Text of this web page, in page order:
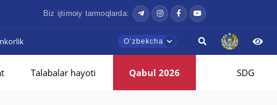
Biz ijtimoiy tarmoqlarda:
Oʼzbekcha
Talabalar hayoti Qabul 2026 SDG